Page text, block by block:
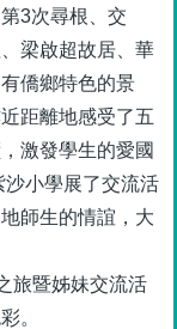
3次尋根、交
梁啟超故居、華
僑鄉特色的景
距離地感受了五
激發學生的愛國
小學展了交流活
師生的情誼，大
旅暨姊妹交流活
。